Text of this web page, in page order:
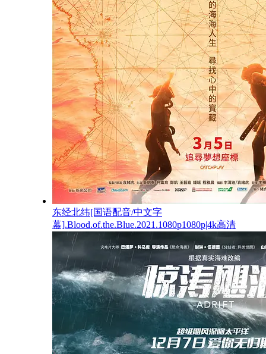
东经北纬[国语配音/中文字
幕].Blood.of.the.Blue.2021.1080p1080p|4k高清